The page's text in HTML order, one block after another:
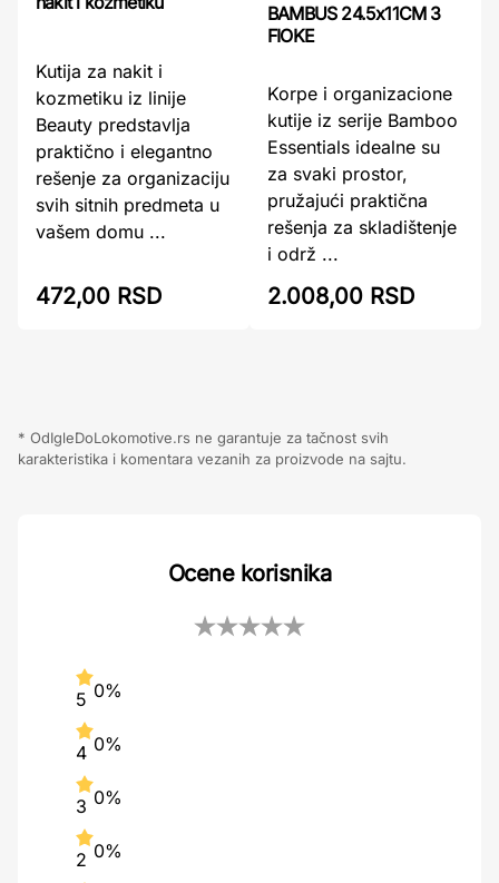
Kutija za nakit i
kozmetiku iz linije
Beauty predstavlja
praktično i elegantno
rešenje za organizaciju
svih sitnih predmeta u
vašem domu ...
472,00 RSD
BAMBUS 24.5x11CM 3
FIOKE
Korpe i organizacione
kutije iz serije Bamboo
Essentials idealne su
za svaki prostor,
pružajući praktična
rešenja za skladištenje
i održ ...
2.008,00 RSD
* OdIgleDoLokomotive.rs ne garantuje za tačnost svih
karakteristika i komentara vezanih za proizvode na sajtu.
Ocene korisnika
5 0%
4 0%
3 0%
2 0%